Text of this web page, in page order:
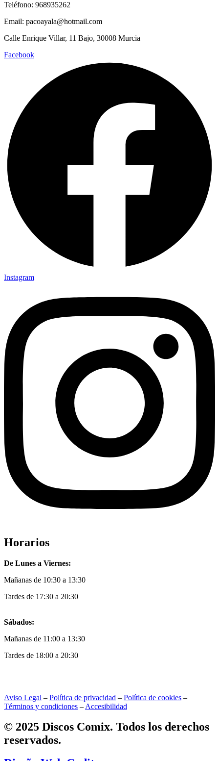
Teléfono: 968935262
Email: pacoayala@hotmail.com
Calle Enrique Villar, 11 Bajo, 30008 Murcia
Facebook
Instagram
Horarios
De Lunes a Viernes:
Mañanas de 10:30 a 13:30
Tardes de 17:30 a 20:30
Sábados:
Mañanas de 11:00 a 13:30
Tardes de 18:00 a 20:30
Aviso Legal – Política de privacidad – Política de cookies –
Términos y condiciones – Accesibilidad
© 2025 Discos Comix. Todos los derechos
reservados.